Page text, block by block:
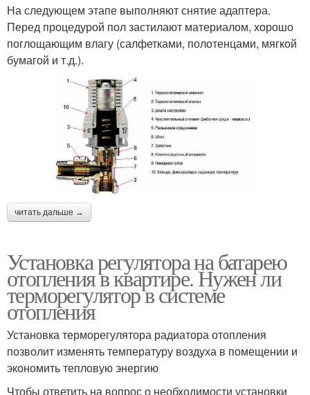
На следующем этапе выполняют снятие адаптера.
Перед процедурой пол застилают материалом, хорошо
поглощающим влагу (салфетками, полотенцами, мягкой
бумагой и т.д.).
читать дальше →
Установка регулятора на батарею
отопления в квартире. Нужен ли
терморегулятор в системе
отопления
Установка терморегулятора радиатора отопления
позволит изменять температуру воздуха в помещении и
экономить тепловую энергию
Чтобы ответить на вопрос о необходимости установки